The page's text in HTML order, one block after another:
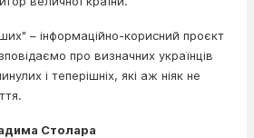
– інформаційно-корисний проєкт
про визначних українців
і теперішніх, які аж ніяк не
Столара